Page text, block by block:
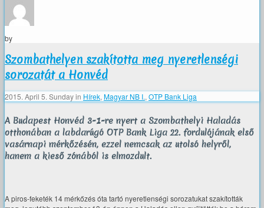
by
Szombathelyen szakította meg nyeretlenségi
sorozatát a Honvéd
2015. April 5. Sundayin Hírek, Magyar NB I., OTP Bank Liga
A Budapest Honvéd 3-1-re nyert a Szombathelyi Haladás
otthonában a labdarúgó OTP Bank Liga 22. fordulójának első
vasárnapi mérkőzésén, ezzel nemcsak az utolsó helyről,
hanem a kieső zónából is elmozdult.
A piros-feketék 14 mérkőzés óta tartó nyeretlenségi sorozatukat szakították